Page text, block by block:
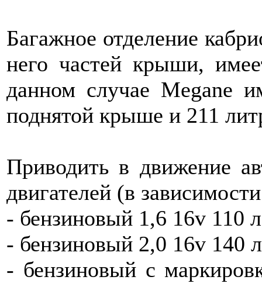
Багажное отделение
него частей крыши,
данном случае Megane
поднятой крыше и 211
Приводить в движение
двигателей (в
- бензиновый 1,6 16v 110
- бензиновый 2,0 16v 140
- бензиновый с